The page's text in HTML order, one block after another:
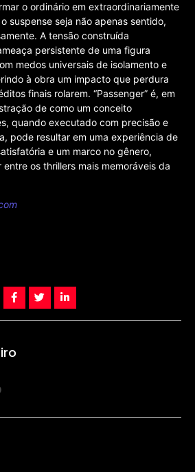
o ordinário em extraordinariamente
suspense seja não apenas sentido,
A tensão construída
persistente de uma figura
medos universais de isolamento e
à obra um impacto que perdura
finais rolarem. “Passenger” é, em
de como um conceito
quando executado com precisão e
pode resultar em uma experiência de
e um marco no gênero,
os thrillers mais memoráveis da